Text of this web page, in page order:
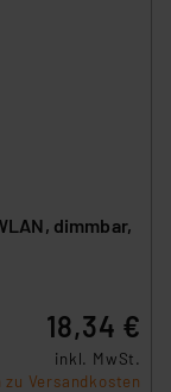
dimmbar,
18,34 €
inkl. MwSt.
Versandkosten